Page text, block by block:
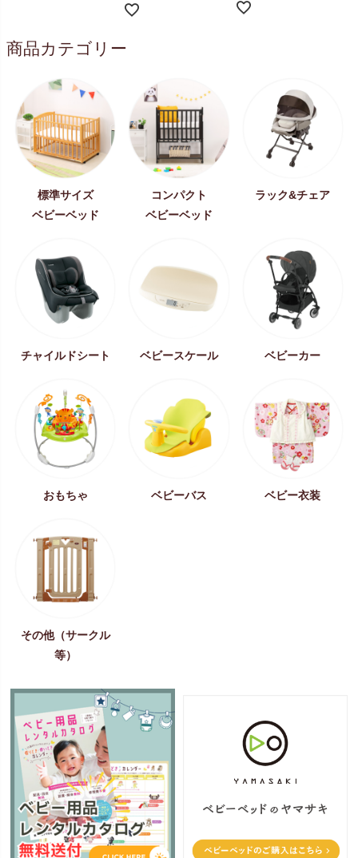
商品カテゴリー
標準サイズ
ベビーベッド
コンパクト
ベビーベッド
ラック&チェア
チャイルドシート ベビースケール ベビーカー
おもちゃ ベビーバス ベビー衣装
その他（サークル
等）